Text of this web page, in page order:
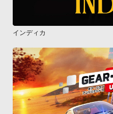
インディカ